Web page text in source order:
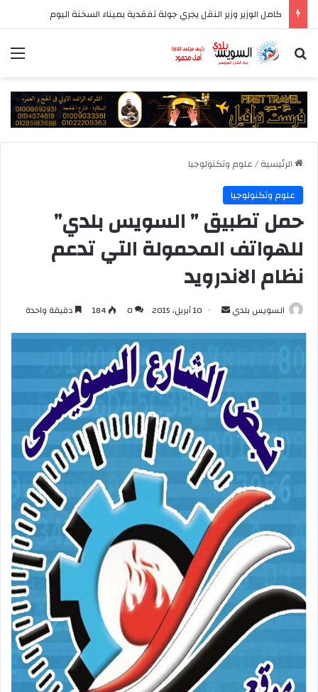
كامل الوزير وزير النقل يجري جولة تفقدية بميناء السخنة اليوم
بحث عن
الرئيسية/علوم وتكنولوجيا
علوم وتكنولوجيا
حمل تطبيق ” السويس بلدي”
للهواتف المحمولة التي تدعم
نظام الاندرويد
السويس بلدي
أرسل 10 أبريل، 2015 0
184 دقيقة واحدة